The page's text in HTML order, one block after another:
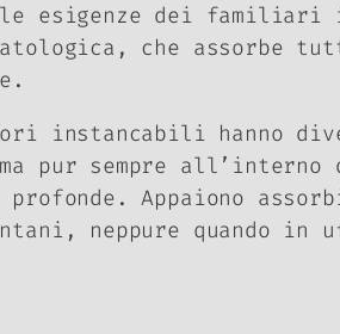
esigenze dei
che
instancabili hanno
pur sempre
Appaiono
neppure quando in